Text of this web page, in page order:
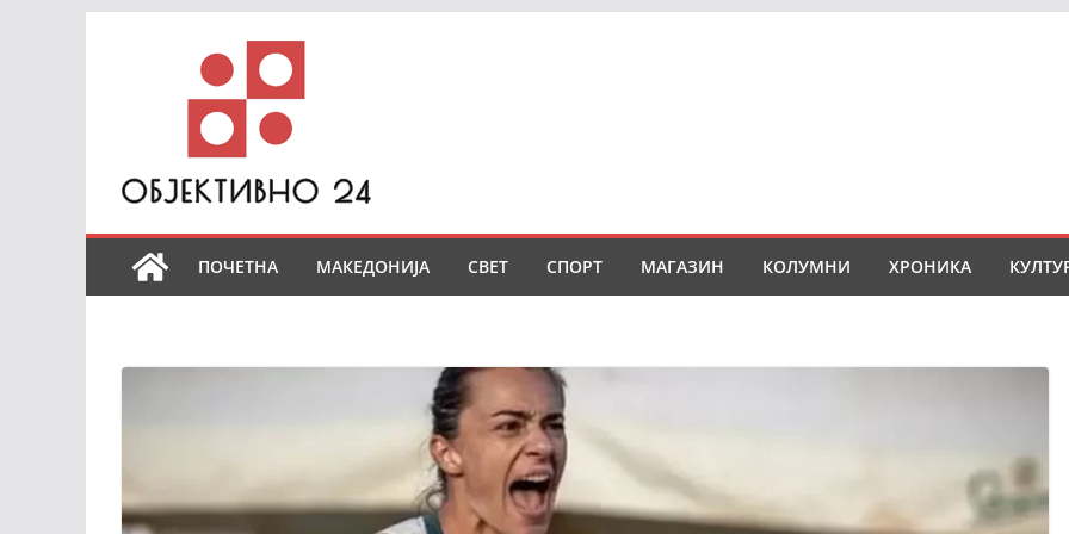
ПОЧЕТНА МАКЕДОНИЈА СВЕТ СПОРТ МАГАЗИН КОЛУМНИ ХРОНИКА